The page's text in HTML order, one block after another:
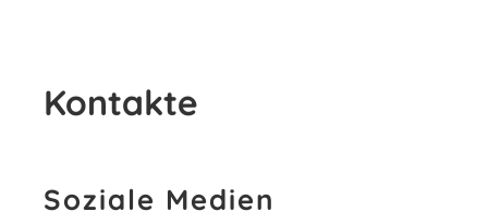
Kontakte
Soziale Medien